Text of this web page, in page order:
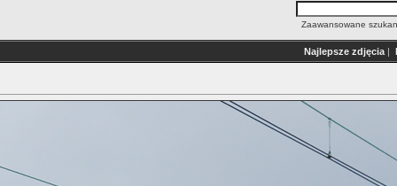
Zaawansowane
Najlepsze zdjęcia |